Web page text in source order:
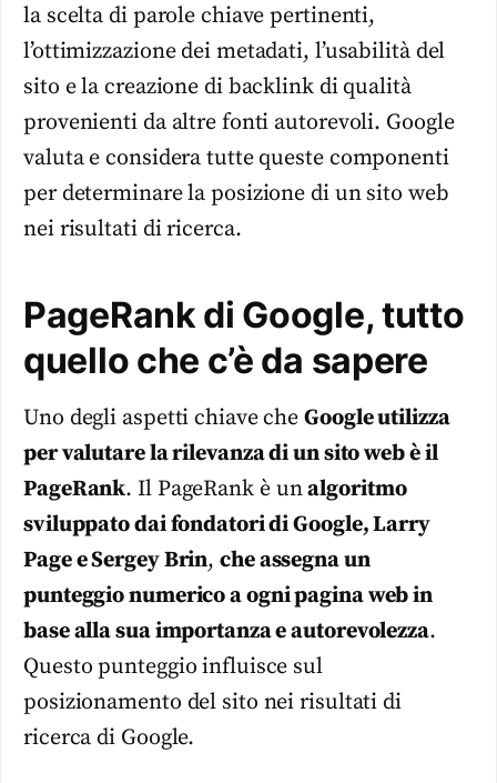
la scelta di parole chiave pertinenti,
l’ottimizzazione dei metadati, l’usabilità del
sito e la creazione di backlink di qualità
provenienti da altre fonti autorevoli. Google
valuta e considera tutte queste componenti
per determinare la posizione di un sito web
nei risultati di ricerca.
PageRank di Google, tutto
quello che c’è da sapere
Uno degli aspetti chiave cheGoogle utilizza
per valutare la rilevanza di un sito web è il
PageRank. Il PageRank è unalgoritmo
sviluppato dai fondatori di Google, Larry
Page e Sergey Brin,che assegna un
punteggio numerico a ogni pagina web in
base alla sua importanza e autorevolezza.
Questo punteggio influisce sul
posizionamento del sito nei risultati di
ricerca di Google.